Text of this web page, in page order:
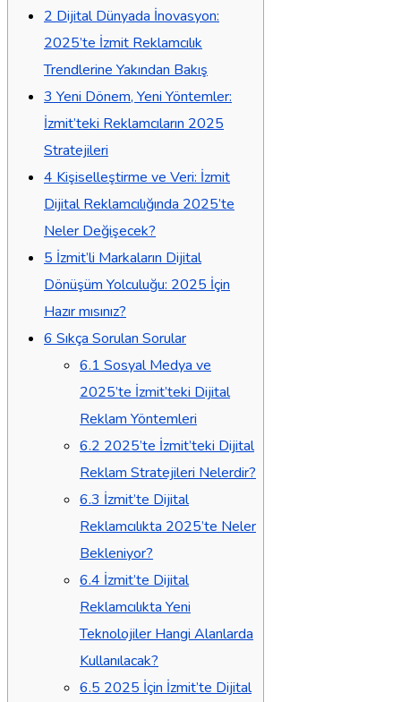
2 Dijital Dünyada İnovasyon:
2025’te İzmit Reklamcılık
Trendlerine Yakından Bakış
3 Yeni Dönem, Yeni Yöntemler:
İzmit’teki Reklamcıların 2025
Stratejileri
4 Kişiselleştirme ve Veri: İzmit
Dijital Reklamcılığında 2025’te
Neler Değişecek?
5 İzmit’li Markaların Dijital
Dönüşüm Yolculuğu: 2025 İçin
Hazır mısınız?
6 Sıkça Sorulan Sorular
6.1 Sosyal Medya ve
2025’te İzmit’teki Dijital
Reklam Yöntemleri
6.2 2025’te İzmit’teki Dijital
Reklam Stratejileri Nelerdir?
6.3 İzmit’te Dijital
Reklamcılıkta 2025’te Neler
Bekleniyor?
6.4 İzmit’te Dijital
Reklamcılıkta Yeni
Teknolojiler Hangi Alanlarda
Kullanılacak?
6.5 2025 İçin İzmit’te Dijital